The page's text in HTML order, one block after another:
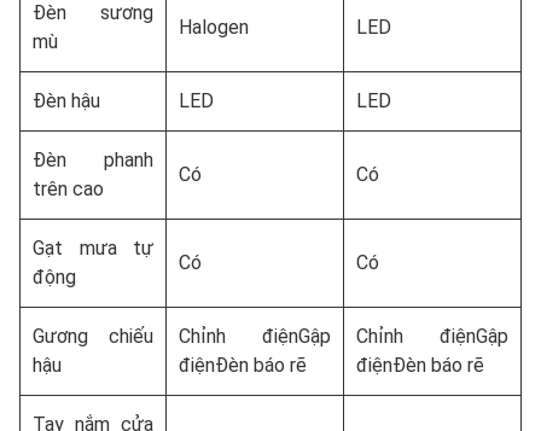
Đèn sương
mù
Halogen LED
Đèn hậu LED LED
Đèn phanh
trên cao
Có Có
Gạt mưa tự
động
Có Có
Gương chiếu
hậu
Chỉnh điệnGập
điệnĐèn báo rẽ
Chỉnh điệnGập
điệnĐèn báo rẽ
Tay nắm cửa